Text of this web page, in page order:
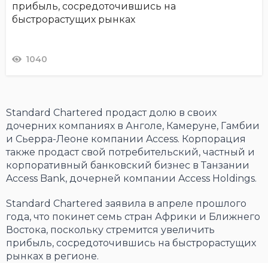
прибыль, сосредоточившись на
быстрорастущих рынках
1040
Standard Chartered продаст долю в своих
дочерних компаниях в Анголе, Камеруне, Гамбии
и Сьерра-Леоне компании Access. Корпорация
также продаст свой потребительский, частный и
корпоративный банковский бизнес в Танзании
Access Bank, дочерней компании Access Holdings.
Standard Chartered заявила в апреле прошлого
года, что покинет семь стран Африки и Ближнего
Востока, поскольку стремится увеличить
прибыль, сосредоточившись на быстрорастущих
рынках в регионе.